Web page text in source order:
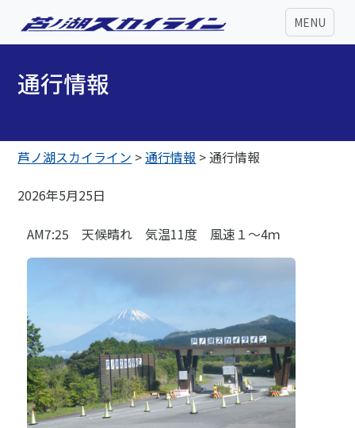
MENU
通行情報
芦ノ湖スカイライン >通行情報 >通行情報
2026年5月25日
AM7:25 天候晴れ 気温11度 風速１～4ｍ